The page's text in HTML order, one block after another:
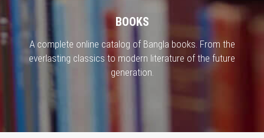
BOOKS
A complete online catalog of Bangla books. From the
everlasting classics to modern literature of the future
generation.